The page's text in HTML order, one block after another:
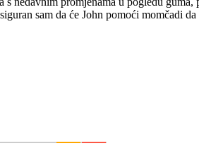
sam da će John pomoći momčadi da